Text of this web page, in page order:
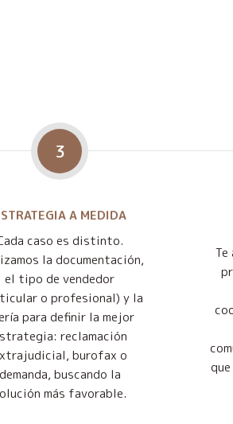
3
A MEDIDA
caso es distinto.
la documentación,
el tipo de vendedor
o profesional) y la
para definir la mejor
reclamación
burofax o
demanda, buscando la
más favorable.
Te